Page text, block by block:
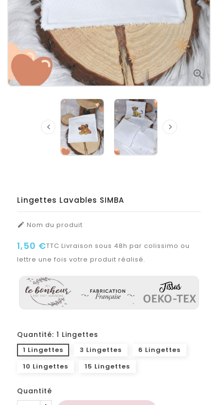

 
Lingettes Lavables SIMBA
 Nom du produit
1,50 €TTC Livraison sous 48h par colissimo ou
lettre une fois votre produit réalisé.
Quantité: 1 Lingettes
1 Lingettes 3 Lingettes
6 Lingettes
10 Lingettes
15 Lingettes
Quantité